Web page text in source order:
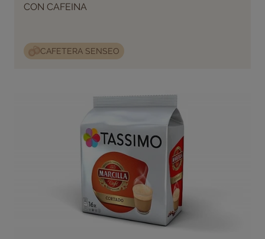
CON CAFEINA
CAFETERA SENSEO